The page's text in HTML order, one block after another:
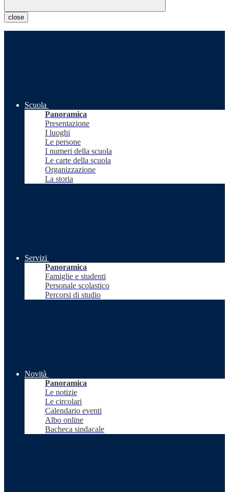
close
Scuola
Panoramica
Presentazione
I luoghi
Le persone
I numeri della scuola
Le carte della scuola
Organizzazione
La storia
Servizi
Panoramica
Famiglie e studenti
Personale scolastico
Percorsi di studio
Novità
Panoramica
Le notizie
Le circolari
Calendario eventi
Albo online
Bacheca sindacale